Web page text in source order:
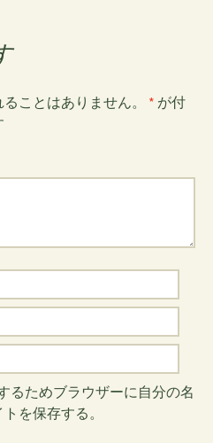
ことはありません。 * が付
るためブラウザーに自分の名
を保存する。